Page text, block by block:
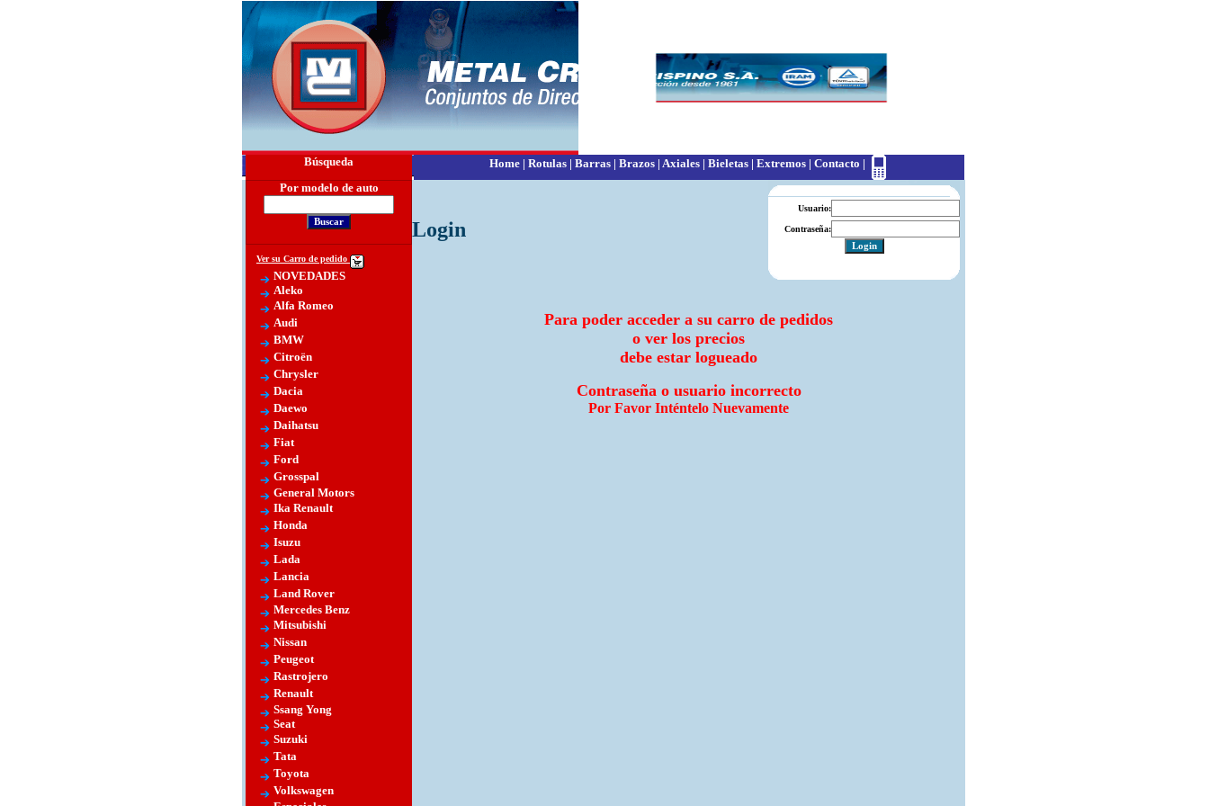
Búsqueda Home| Rotulas| Barras| Brazos| Axiales| Bieletas| Extremos| Contacto |
Por modelo de auto
Ver su Carro de pedido
NOVEDADES
Aleko
Alfa Romeo
Audi
BMW
Citroën
Chrysler
Dacia
Daewo
Daihatsu
Fiat
Ford
Grosspal
General Motors
Ika Renault
Honda
Isuzu
Lada
Lancia
Land Rover
Mercedes Benz
Mitsubishi
Nissan
Peugeot
Rastrojero
Renault
Ssang Yong
Seat
Suzuki
Tata
Toyota
Volkswagen
Login
Usuario:
Contraseña:
Para poder acceder a su carro de pedidos
o ver los precios
debe estar logueado
Contraseña o usuario incorrecto
Por Favor Inténtelo Nuevamente